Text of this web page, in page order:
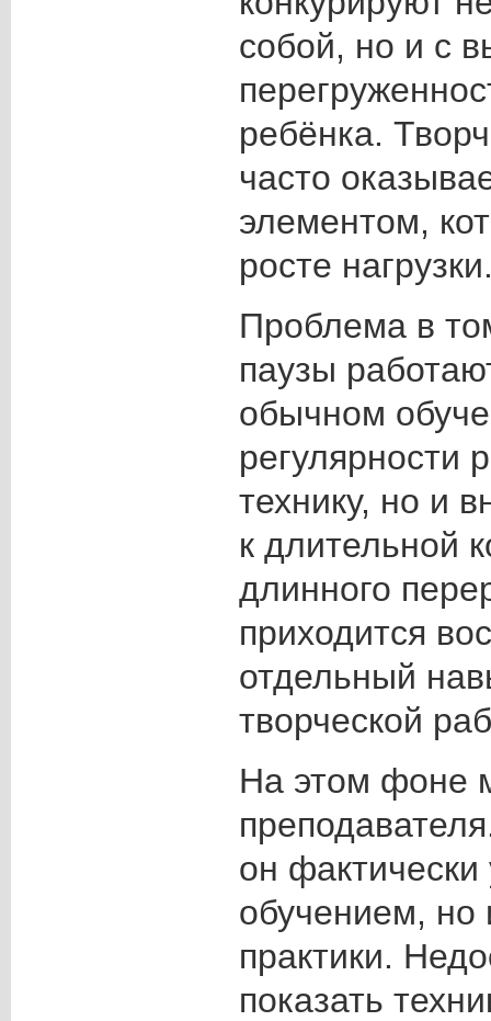
собой, но и с
ребёнка.
часто
элементом,
росте
Проблема в
паузы
обычном
регулярности
технику, но и
к длительной
длинного
приходится
отдельный
творческой
На этом фоне
он фактически
обучением, но
практики.
показать